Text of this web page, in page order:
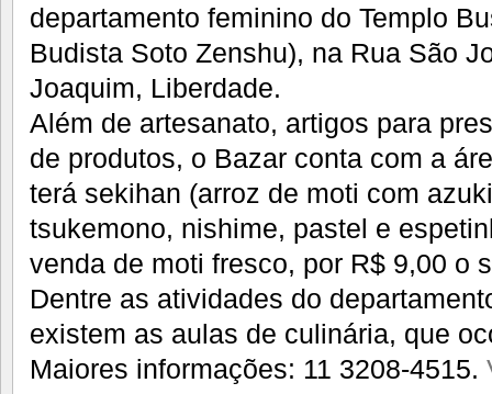
departamento feminino do Templo
Budista Soto Zenshu), na Rua São
Joaquim, Liberdade.
Além de artesanato, artigos para
de produtos, o Bazar conta com a
terá sekihan (arroz de moti com
tsukemono, nishime, pastel e
venda de moti fresco, por R$ 9,00 o
Dentre as atividades do
existem as aulas de culinária, que
Maiores informações: 11 3208-4515.